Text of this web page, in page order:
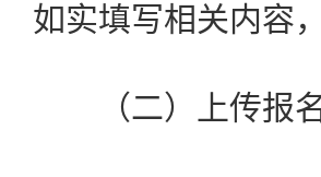
如实填写相关内容
（二）上传报